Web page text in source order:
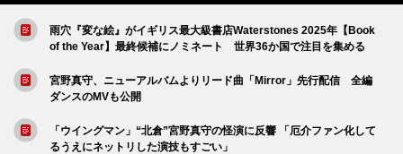
雨穴『変な絵』がイギリス最大級書店Waterstones 2025年【Book
of the Year】最終候補にノミネート 世界36か国で注目を集める
宮野真守、ニューアルバムよりリード曲「Mirror」先行配信 全編
ダンスのMVも公開
「ウイングマン」“北倉”宮野真守の怪演に反響 「厄介ファン化して
るうえにネットリした演技もすごい」